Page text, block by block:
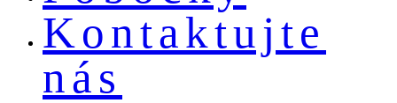
Kontaktujte
nás